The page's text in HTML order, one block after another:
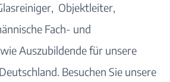
Objektleiter,
Fach- und
Auszubildende für unsere
Besuchen Sie unsere